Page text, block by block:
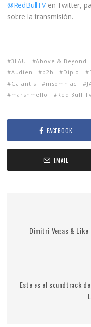
@RedBullTVen Twitter,
sobre la transmisión.
3LAU Above & Beyond
Audien
b2b Diplo
Galantis
insomniac
marshmello
Red Bull Tv
FACEBOOK
EMAIL
Dimitri Vegas & Like
Este es el soundtrack